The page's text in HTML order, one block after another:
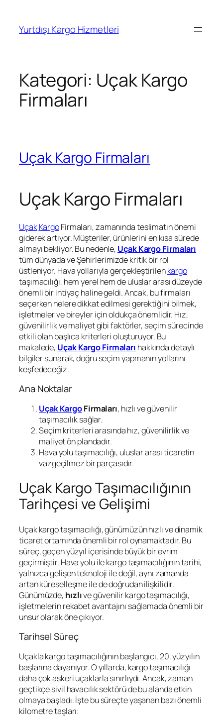
Yurtdışı Kargo Hizmetleri
Kategori: Uçak Kargo
Firmaları
Uçak Kargo Firmaları
Uçak Kargo Firmaları
UçakKargoFirmaları, zamanında teslimatın önemi
giderek artıyor. Müşteriler, ürünlerini en kısa sürede
almayı bekliyor. Bu nedenle, Uçak Kargo Firmaları
tüm dünyada ve Şehirlerimizde kritik bir rol
üstleniyor. Hava yollarıyla gerçekleştirilenkargo
taşımacılığı, hem yerel hem de uluslar arası düzeyde
önemli bir ihtiyaç haline geldi. Ancak, bu firmaları
seçerken nelere dikkat edilmesi gerektiğini bilmek,
işletmeler ve bireyler için oldukça önemlidir. Hız,
güvenilirlik ve maliyet gibi faktörler, seçim sürecinde
etkili olan başlıca kriterleri oluşturuyor. Bu
makalede, Uçak Kargo Firmaları hakkında detaylı
bilgiler sunarak, doğru seçim yapmanın yollarını
keşfedeceğiz.
Ana Noktalar
Uçak KargoFirmaları, hızlı ve güvenilir
taşımacılık sağlar.
Seçim kriterleri arasında hız, güvenilirlik ve
maliyet ön plandadır.
Hava yolu taşımacılığı, uluslar arası ticaretin
vazgeçilmez bir parçasıdır.
Uçak Kargo Taşımacılığının
Tarihçesi ve Gelişimi
Uçak kargo taşımacılığı, günümüzün hızlı ve dinamik
ticaret ortamında önemli bir rol oynamaktadır. Bu
süreç, geçen yüzyıl içerisinde büyük bir evrim
geçirmiştir. Hava yolu ile kargo taşımacılığının tarihi,
yalnızca gelişen teknoloji ile değil, aynı zamanda
artan küreselleşme ile de doğrudan ilişkilidir.
Günümüzde, hızlıve güvenilir kargo taşımacılığı,
işletmelerin rekabet avantajını sağlamada önemli bir
unsur olarak öne çıkıyor.
Tarihsel Süreç
Uçakla kargo taşımacılığının başlangıcı, 20. yüzyılın
başlarına dayanıyor. O yıllarda, kargo taşımacılığı
daha çok askeri uçaklarla sınırlıydı. Ancak, zaman
geçtikçe sivil havacılık sektörü de bu alanda etkin
olmaya başladı. İşte bu süreçte yaşanan bazı önemli
kilometre taşları: